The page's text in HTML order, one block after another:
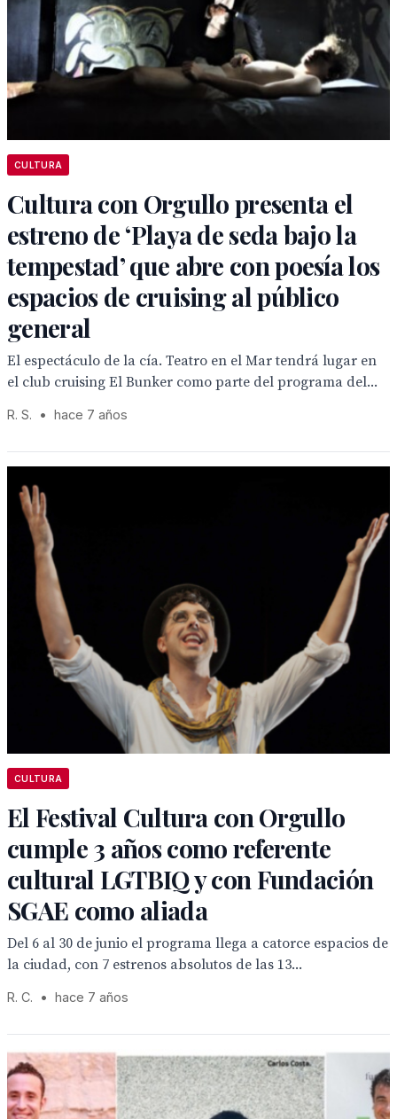
CULTURA
Cultura con Orgullo presenta el
estreno de ‘Playa de seda bajo la
tempestad’ que abre con poesía los
espacios de cruising al público
general
El espectáculo de la cía. Teatro en el Mar tendrá lugar en
el club cruising El Bunker como parte del programa del...
R. S. • hace 7 años
CULTURA
El Festival Cultura con Orgullo
cumple 3 años como referente
cultural LGTBIQ y con Fundación
SGAE como aliada
Del 6 al 30 de junio el programa llega a catorce espacios de
la ciudad, con 7 estrenos absolutos de las 13...
R. C. • hace 7 años